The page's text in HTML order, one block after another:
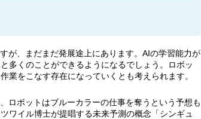
が、まだまだ発展途上にあります。AIの学習能力が
多くのことができるようになるでしょう。ロボッ
業をこなす存在になっていくとも考えられます。
ロボットはブルーカラーの仕事を奪うという予想も
ワイル博士が提唱する未来予測の概念「シンギュ